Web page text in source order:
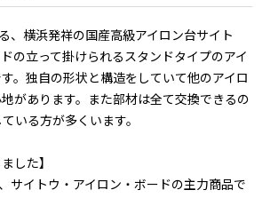
、横浜発祥の国産高級アイロン台サイト
の立って掛けられるスタンドタイプのアイ
。独自の形状と構造をしていて他のアイロ
があります。また部材は全て交換できるの
いる方が多くいます。
した】
サイトウ・アイロン・ボードの主力商品で